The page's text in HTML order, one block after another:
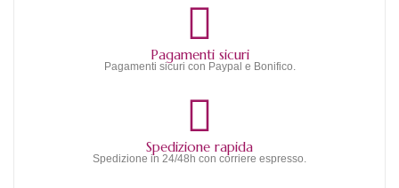
Pagamenti sicuri
Pagamenti sicuri con Paypal e Bonifico.
Spedizione rapida
Spedizione in 24/48h con corriere espresso.